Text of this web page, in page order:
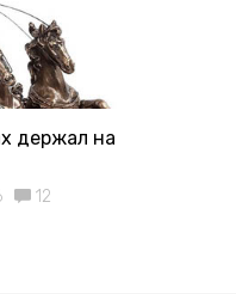
держал на
12